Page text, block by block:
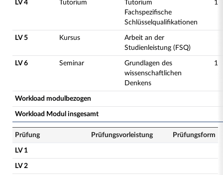
LV 4 Tutorium
Tutorium
Fachspezifische
Schlüsselqualifikationen
1
LV 5 Kursus
Arbeit an der
Studienleistung (FSQ)
LV 6 Seminar
Grundlagen des
wissenschaftlichen
Denkens
1
Workload modulbezogen
Workload Modul insgesamt
Prüfung Prüfungsvorleistung Prüfungsform
LV 1
LV 2